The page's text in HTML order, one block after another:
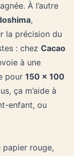
À l’autre
,
la précision du
: chez Cacao
à une
pour 150 × 100
ça m’aide à
enfant, ou
papier rouge,